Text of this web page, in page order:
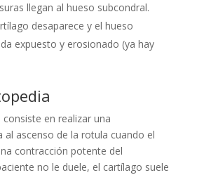
llegan al hueso subcondral.
desaparece y el hueso
expuesto y erosionado (ya hay
consiste en realizar una
al ascenso de la rotula cuando el
contracción potente del
no le duele, el cartílago suele